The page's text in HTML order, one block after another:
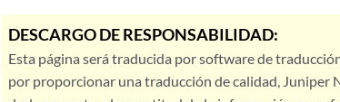
DESCARGO DE RESPONSABILIDAD:
Esta página será traducida por software de
por proporcionar una traducción de calidad, Juniper